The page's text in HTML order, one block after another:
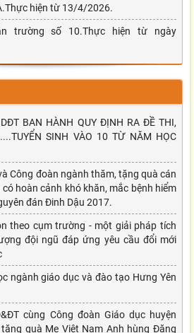
hiện từ 13/4/2026.
trường số 10.Thực hiện từ ngày
BAN HÀNH QUY ĐỊNH RA ĐỀ THI,
SINH VÀO 10 TỪ NĂM HỌC
Công đoàn ngành thăm, tặng quà cán
có hoàn cảnh khó khăn, mắc bệnh hiểm
đán Đinh Dậu 2017.
theo cụm trường - một giải pháp tích
đội ngũ đáp ứng yêu cầu đổi mới
ngành giáo dục và đào tạo Hưng Yên
cùng Công đoàn Giáo dục huyện
quà Mẹ Việt Nam Anh hùng Đặng